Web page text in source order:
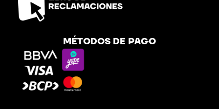
MÉTODOS DE PAGO